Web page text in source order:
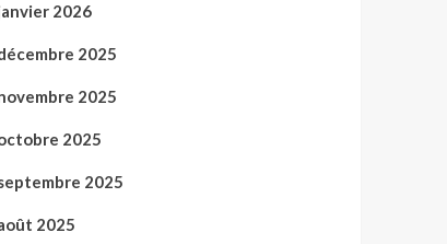
2026
2025
2025
2025
2025
2025